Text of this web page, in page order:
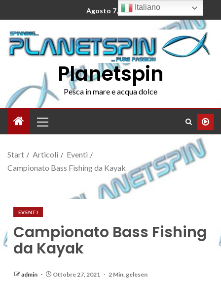
Agosto 7, 2026
Planetspin
Pesca in mare e acqua dolce
Start Articoli
Eventi
Campionato Bass Fishing da Kayak
EVENTI
Campionato Bass Fishing
da Kayak
admin Ottobre 27, 2021 2 Min. gelesen
Italiano